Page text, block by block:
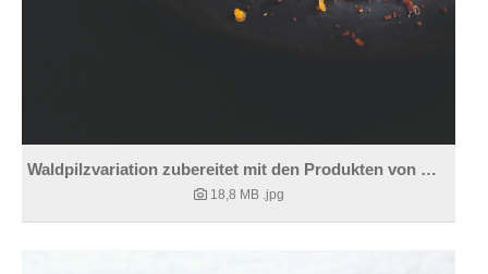
Waldpilzvariation zubereitet mit den Produkten von WIBERG
18,8 MB .jpg